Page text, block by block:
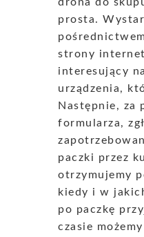
prosta.
strony
interesujący
urządzenia,
Następnie, za
formularza,
paczki przez
otrzymujemy
kiedy i w
po paczkę
czasie